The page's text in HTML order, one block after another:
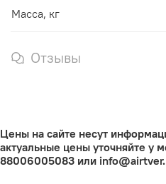
Масса, кг
Отзывы
Цены на сайте несут
актуальные цены уточняйте у
88006005083 или